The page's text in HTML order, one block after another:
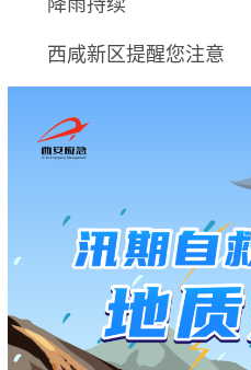
西咸新区提醒您注意